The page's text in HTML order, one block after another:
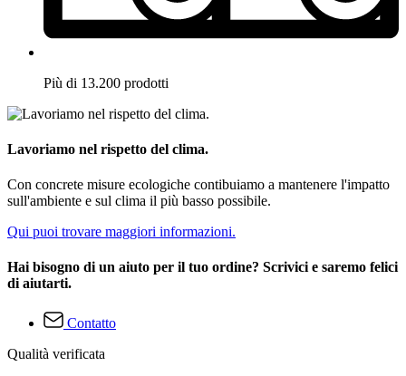
Più di 13.200 prodotti
Lavoriamo nel rispetto del clima.
Con concrete misure ecologiche contibuiamo a mantenere l'impatto
sull'ambiente e sul clima il più basso possibile.
Qui puoi trovare maggiori informazioni.
Hai bisogno di un aiuto per il tuo ordine? Scrivici e saremo felici
di aiutarti.
Contatto
Qualità verificata